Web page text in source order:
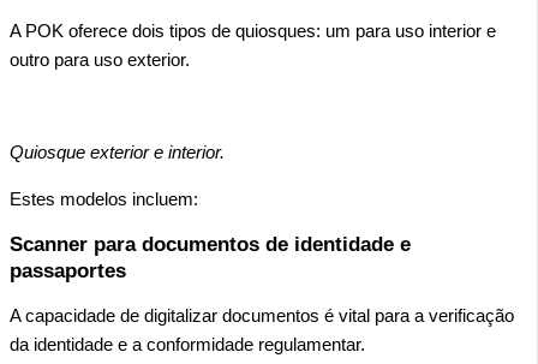
A POK oferece dois tipos de quiosques: um para uso interior e
outro para uso exterior.
Quiosque exterior e interior.
Estes modelos incluem:
Scanner para documentos de identidade e
passaportes
A capacidade de digitalizar documentos é vital para a verificação
da identidade e a conformidade regulamentar.